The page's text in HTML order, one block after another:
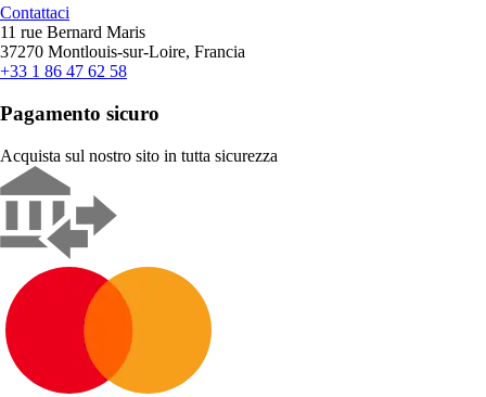
Contattaci
11 rue Bernard Maris
37270 Montlouis-sur-Loire, Francia
+33 1 86 47 62 58
Pagamento sicuro
Acquista sul nostro sito in tutta sicurezza